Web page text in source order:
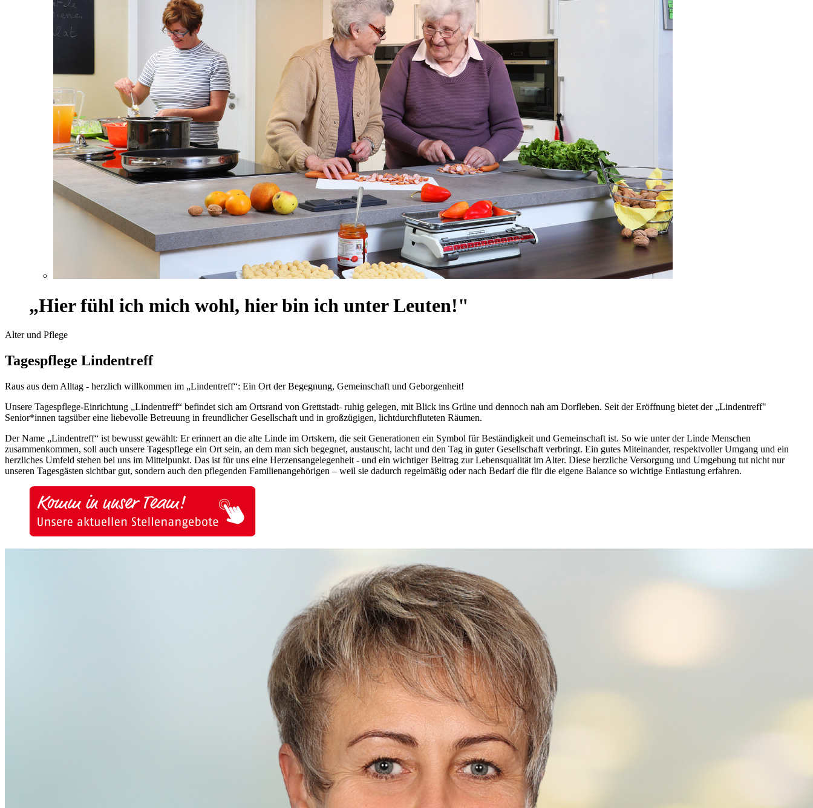
„Hier fühl ich mich wohl, hier bin ich unter Leuten!"
Alter und Pflege
Tagespflege Lindentreff
Raus aus dem Alltag - herzlich willkommen im „Lindentreff“: Ein Ort der Begegnung, Gemeinschaft und Geborgenheit!
Unsere Tagespflege-Einrichtung „Lindentreff“ befindet sich am Ortsrand von Grettstadt- ruhig gelegen, mit Blick ins Grüne und dennoch nah am Dorfleben. Seit der Eröffnung bietet der „Lindentreff"
Senior*innen tagsüber eine liebevolle Betreuung in freundlicher Gesellschaft und in großzügigen, lichtdurchfluteten Räumen.
Der Name „Lindentreff“ ist bewusst gewählt: Er erinnert an die alte Linde im Ortskern, die seit Generationen ein Symbol für Beständigkeit und Gemeinschaft ist. So wie unter der Linde Menschen
zusammenkommen, soll auch unsere Tagespflege ein Ort sein, an dem man sich begegnet, austauscht, lacht und den Tag in guter Gesellschaft verbringt. Ein gutes Miteinander, respektvoller Umgang und ein
herzliches Umfeld stehen bei uns im Mittelpunkt. Das ist für uns eine Herzensangelegenheit - und ein wichtiger Beitrag zur Lebensqualität im Alter. Diese herzliche Versorgung und Umgebung tut nicht nur
unseren Tagesgästen sichtbar gut, sondern auch den pflegenden Familienangehörigen – weil sie dadurch regelmäßig oder nach Bedarf die für die eigene Balance so wichtige Entlastung erfahren.